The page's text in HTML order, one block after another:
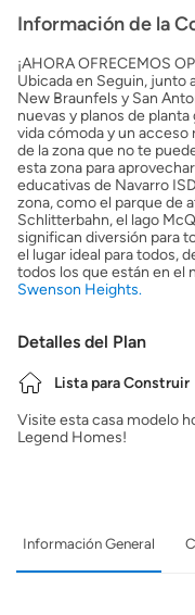
Información de la
¡AHORA OFRECEMOS
Ubicada en Seguin, junto
New Braunfels y San
nuevas y planos de
vida cómoda y un
de la zona que no te
esta zona para
educativas de Navarro
zona, como el parque de
Schlitterbahn, el lago
significan diversión para
el lugar ideal para todos,
todos los que están en el
Swenson Heights.
Detalles del Plan
Lista para Construir
Visite esta casa modelo
Legend Homes!
Información General